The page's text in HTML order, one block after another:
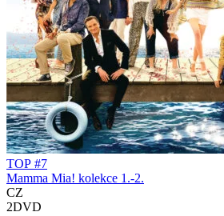
TOP #7
Mamma Mia! kolekce 1.-2.
CZ
2DVD